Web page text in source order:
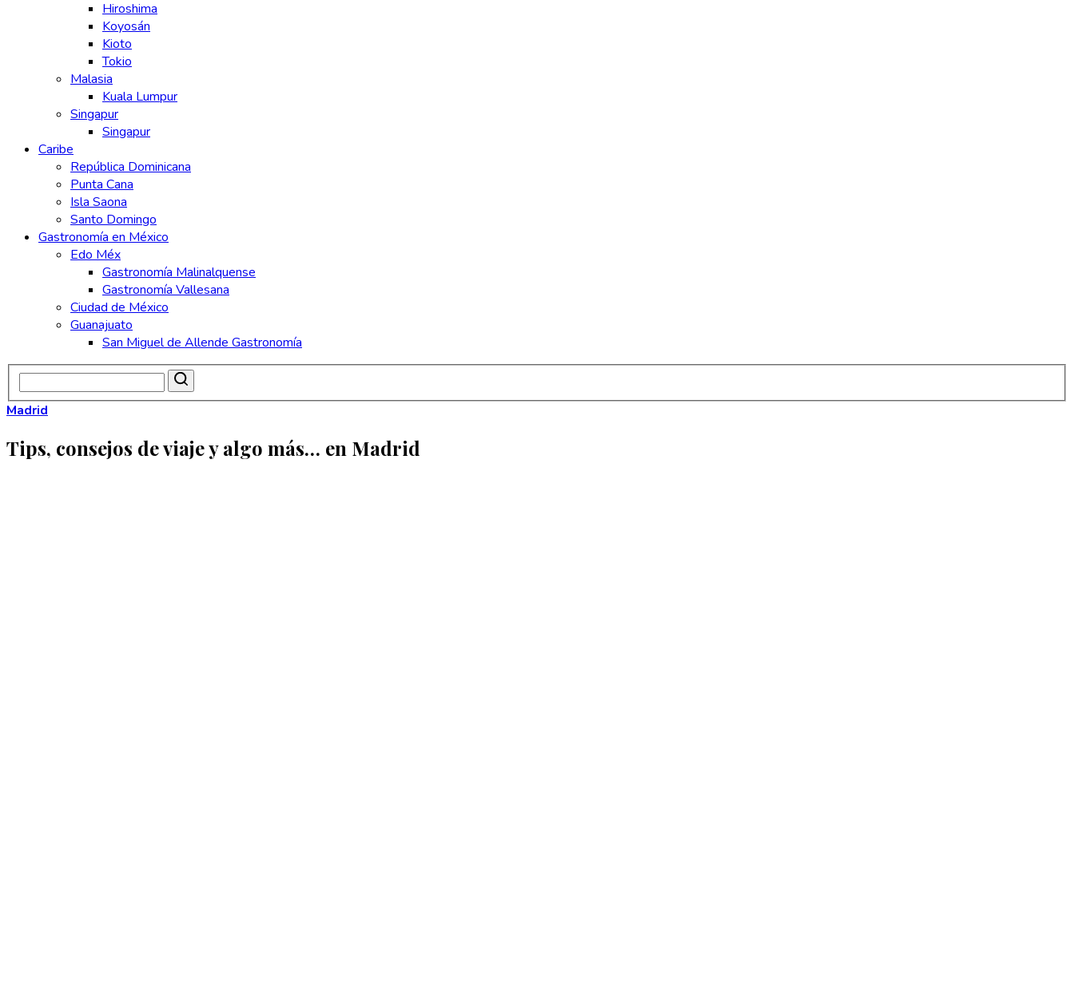
Hiroshima
Koyosán
Kioto
Tokio
Malasia
Kuala Lumpur
Singapur
Singapur
Caribe
República Dominicana
Punta Cana
Isla Saona
Santo Domingo
Gastronomía en México
Edo Méx
Gastronomía Malinalquense
Gastronomía Vallesana
Ciudad de México
Guanajuato
San Miguel de Allende Gastronomía
Madrid
Tips, consejos de viaje y algo más… en Madrid